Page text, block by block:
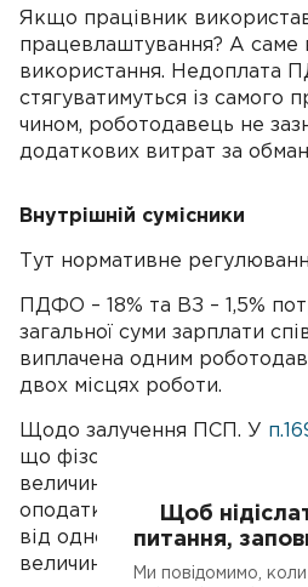
Якщо працівник
працевлаштування? А саме
використання. Недоплата
стягуватимуться із самого
чином, роботодавець не
додаткових витрат за
Внутрішній сумісники
Тут нормативне
ПДФО – 18% та ВЗ – 1,5%
загальної суми зарплати
виплачена одним
двох місцях роботи.
Щодо залучення ПСП. У
що фізособа має
величини загального
оподатковуваного доходу,
від одного роботодавця у
величину ПСП. Якого
Щоб
питання,
Ми повідомимо, коли